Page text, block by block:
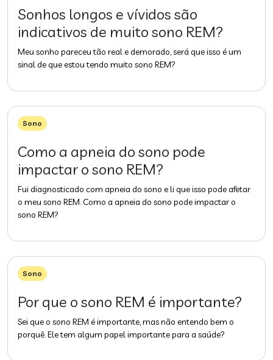
Sonhos longos e vívidos são
indicativos de muito sono REM?
Meu sonho pareceu tão real e demorado, será que isso é um
sinal de que estou tendo muito sono REM?
Sono
Como a apneia do sono pode
impactar o sono REM?
Fui diagnosticado com apneia do sono e li que isso pode afetar
o meu sono REM. Como a apneia do sono pode impactar o
sono REM?
Sono
Por que o sono REM é importante?
Sei que o sono REM é importante, mas não entendo bem o
porquê. Ele tem algum papel importante para a saúde?